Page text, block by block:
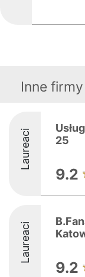
Inne
Laureaci
25
9.2
Laureaci
9.2